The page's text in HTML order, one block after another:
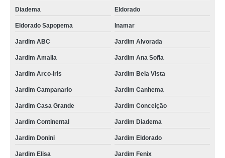
Diadema Eldorado
Eldorado Sapopema Inamar
Jardim ABC Jardim Alvorada
Jardim Amalia Jardim Ana Sofia
Jardim Arco-iris Jardim Bela Vista
Jardim Campanario Jardim Canhema
Jardim Casa Grande Jardim Conceição
Jardim Continental Jardim Diadema
Jardim Donini Jardim Eldorado
Jardim Elisa Jardim Fenix